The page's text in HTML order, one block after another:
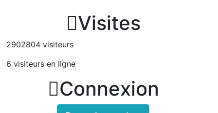
Visites
2902804 visiteurs
6 visiteurs en ligne
Connexion